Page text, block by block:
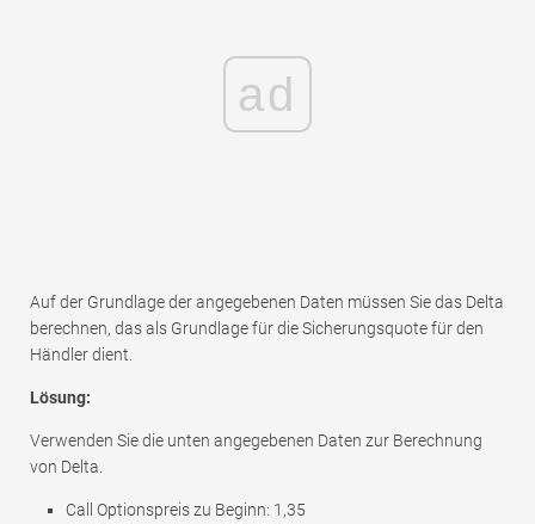
ad
Auf der Grundlage der angegebenen Daten müssen Sie das Delta
berechnen, das als Grundlage für die Sicherungsquote für den
Händler dient.
Lösung:
Verwenden Sie die unten angegebenen Daten zur Berechnung
von Delta.
Call Optionspreis zu Beginn: 1,35